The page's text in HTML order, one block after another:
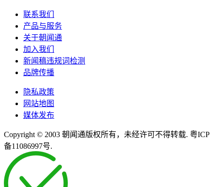
联系我们
产品与服务
关于朝闻通
加入我们
新闻稿违规词检测
品牌传播
隐私政策
网站地图
媒体发布
Copyright © 2003 朝闻通版权所有，未经许可不得转载. 粤ICP
备11086997号.